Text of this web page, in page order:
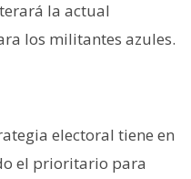
la actual
los militantes azules.
electoral tiene en
el prioritario para